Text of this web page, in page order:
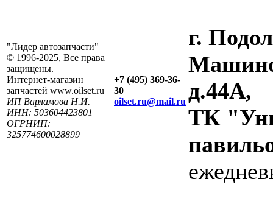
"Лидер автозапчасти"
© 1996-2025, Все права
защищены.
Интернет-магазин
запчастей www.oilset.ru
ИП Варламова Н.И.
ИНН: 503604423801
ОГРНИП:
325774600028899
+7 (495) 369-36-
30
oilset.ru@mail.ru
г.
д.44А,
ТК